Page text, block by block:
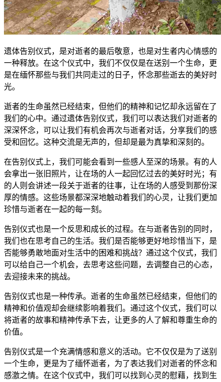
遗体告别仪式，是对逝者的最后敬意，也是对生者内心情感的
一种释放。在这个仪式中，我们不仅仅是在送别一个生命，更
是在缅怀那些与我们共同走过的日子，怀念那些逝去的美好时
光。
逝者的生命虽然已经结束，但他们的精神和记忆却永远留在了
我们的心中。通过遗体告别仪式，我们可以表达我们对逝者的
深深怀念，可以让我们有机会再次与逝者对话，分享我们的感
受和回忆。这种交流是无声的，但却是最为真挚和深刻的。
在告别仪式上，我们可能会看到一些感人至深的场景。有的人
会拿出一张旧照片，让在场的人一起回忆过去的美好时光；有
的人则会讲述一段关于逝者的往事，让在场的人感受到那份深
厚的情感。这些场景都深深地触动着我们的心灵，让我们更加
珍惜与逝者在一起的每一刻。
告别仪式也是一个反思和成长的过程。在与逝者告别的同时，
我们也在思考自己的生活。我们是否能够更好地珍惜当下，是
否能够勇敢地面对生活中的困难和挑战？通过这个仪式，我们
可以给自己一个机会，去思考这些问题，去调整自己的心态，
去迎接未来的挑战。
告别仪式也是一种传承。逝者的生命虽然已经结束，但他们的
精神和价值观却会继续影响着我们。通过这个仪式，我们可以
将逝者的故事和精神传承下去，让更多的人了解和尊重生命的
价值。
告别仪式是一个充满情感和意义的活动。它不仅仅是为了送别
一个生命，更是为了缅怀逝者，为了表达我们对逝者的怀念和
感激之情。在这个仪式中，我们可以找到心灵的慰藉，找到生